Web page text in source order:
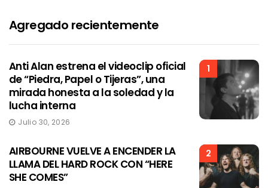
Agregado recientemente
1
Anti Alan estrena el videoclip oficial
de “Piedra, Papel o Tijeras”, una
mirada honesta a la soledad y la
lucha interna
Julio 30, 2026
2
AIRBOURNE VUELVE A ENCENDER LA
LLAMA DEL HARD ROCK CON “HERE
SHE COMES”